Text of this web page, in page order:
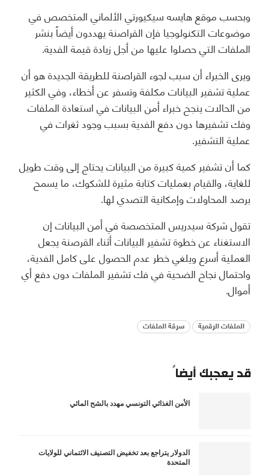
وبحسب موقع هايسه سيكيورتي الألماني المتخصص في
موضوعات التكنولوجيا فإن القراصنة يهددون أيضاً بنشر
الملفات التي حصلوا عليها من أجل زيادة قيمة الفدية.
ويرى الخبراء أن سبب لجوء القراصنة للطريقة الجديدة هو أن
عملية تشفير البيانات مكلفة وتسفر عن أخطاء، وفي الكثير
من الحالات ينجح خبراء أمن البيانات في استعادة الملفات
وفك تشفيرها دون دفع الفدية بسبب وجود ثغرات في
عملية التشفير.
كما أن تشفير كمية كبيرة من البيانات يحتاج إلى وقت طويل
للغاية، والقيام بعمليات كتابة مثيرة للشكوك، ما يسمح
برصد المحاولات وإمكانية التصدي لها.
تقول شركة سيدريس المتخصصة في أمن البيانات إن
الاستغناء عن خطوة تشفير البيانات أثناء القرصنة يجعل
العملية أسرع ويلغي خطر عدم الحصول على كامل الفدية،
واحتمال نجاح الضحية في فك تشفير الملفات دون دفع أي
أموال.
الملفات الرقمية سرقة الملفات
قد يعجبك أيضاً
الأمن الغذائي التونسي مهدد بالشح المائي
الدولار يتراجع بعد تخفيض التصنيف الائتماني للولايات
المتحدة